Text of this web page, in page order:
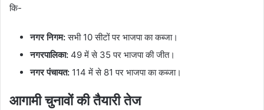
कि-
नगर निगम:सभी 10 सीटों पर भाजपा का कब्जा।
नगरपालिका: 49 में से 35 पर भाजपा की जीत।
नगर पंचायत: 114 में से 81 पर भाजपा का कब्जा।
आगामी चुनावों की तैयारी तेज